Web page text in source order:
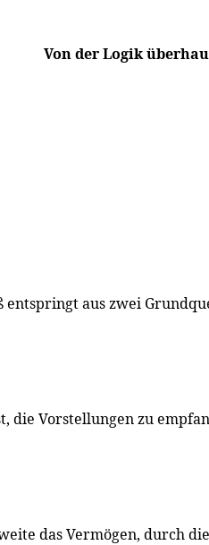
Von der Logik
aus zwei
die Vorstellungen zu
das Vermögen, durch